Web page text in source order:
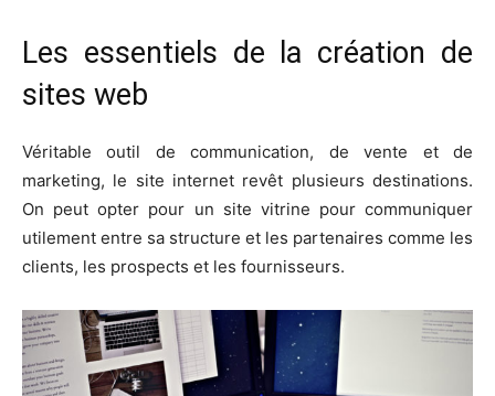
Les essentiels de la création de
sites web
Véritable outil de communication, de vente et de
marketing, le site internet revêt plusieurs destinations.
On peut opter pour un site vitrine pour communiquer
utilement entre sa structure et les partenaires comme les
clients, les prospects et les fournisseurs.